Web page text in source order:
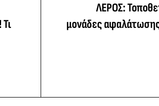
ΛΕΡΟΣ:
μονάδες